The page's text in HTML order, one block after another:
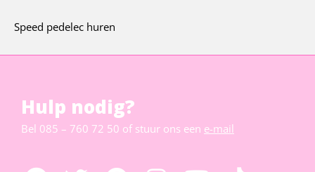
Speed pedelec huren
Hulp nodig?
Bel 085 – 760 72 50 of stuur ons een e-mail